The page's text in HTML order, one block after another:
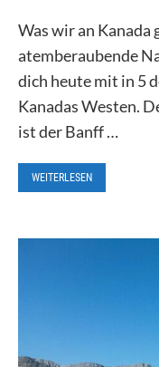
Was wir an Kanada
atemberaubende
dich heute mit in 5
Kanadas Westen.
ist der Banff …
WEITERLESEN